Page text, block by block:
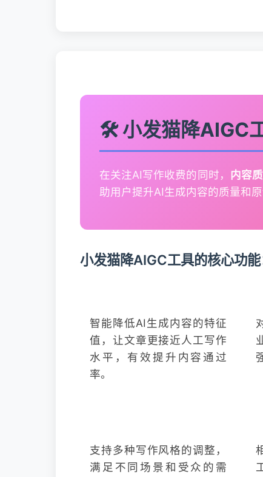
🛠️ 小发猫降AIGC
在关注AI写作收费的同时， 内容
助用户提升AI生成内容的质量和原
小发猫降AIGC工具的核心功能
智能降低AI生成内容的特征
值，让文章更接近人工写作
水平，有效提升内容通过
率。
支持多种写作风格的调整，
满足不同场景和受众的需